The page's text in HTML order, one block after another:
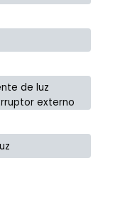
de luz
externo